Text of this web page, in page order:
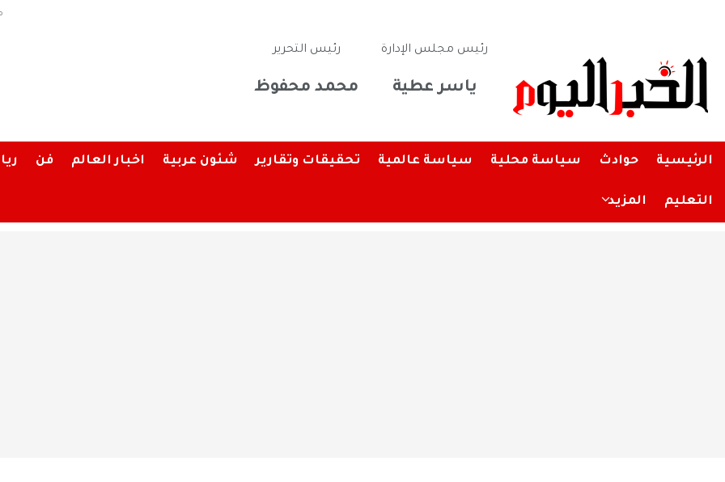
رئيس مجلس الإدارة
ياسر عطية
رئيس التحرير
محمد محفوظ
الرئيسية حوادث سياسة محلية سياسة عالمية تحقيقات وتقارير شئون عربية اخبار العالم فن
التعليم المزيد